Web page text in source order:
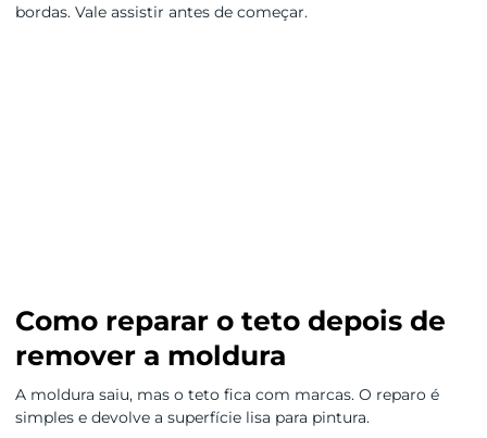
bordas. Vale assistir antes de começar.
Como reparar o teto depois de
remover a moldura
A moldura saiu, mas o teto fica com marcas. O reparo é
simples e devolve a superfície lisa para pintura.